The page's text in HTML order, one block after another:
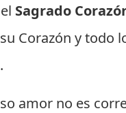
Sagrado
Corazón y todo
amor no es